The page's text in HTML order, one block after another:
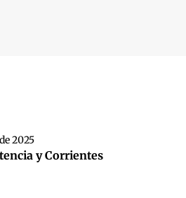
2025
y Corrientes